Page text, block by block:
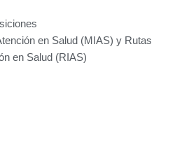
en Salud (MIAS) y Rutas
en Salud (RIAS)